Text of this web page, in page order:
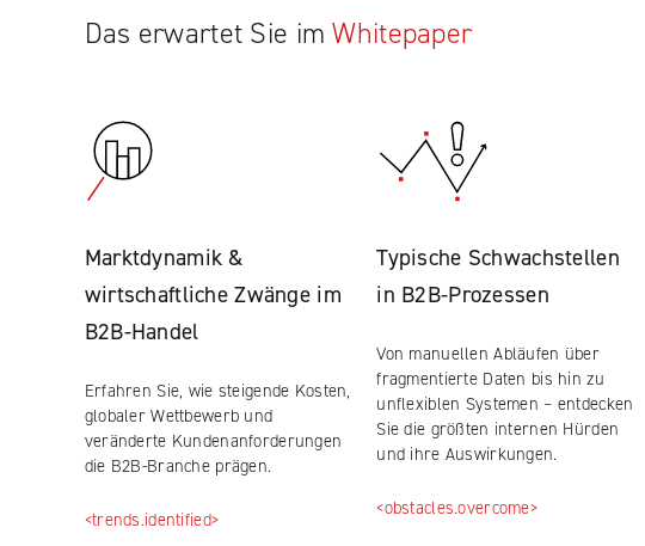
Das erwartet Sie imWhitepaper
Marktdynamik &
wirtschaftliche Zwänge im
B2B-Handel
Erfahren Sie, wie steigende Kosten,
globaler Wettbewerb und
veränderte Kundenanforderungen
die B2B-Branche prägen.
<trends.identified>
Typische Schwachstellen
in B2B-Prozessen
Von manuellen Abläufen über
fragmentierte Daten bis hin zu
unflexiblen Systemen – entdecken
Sie die größten internen Hürden
und ihre Auswirkungen.
<obstacles.overcome>